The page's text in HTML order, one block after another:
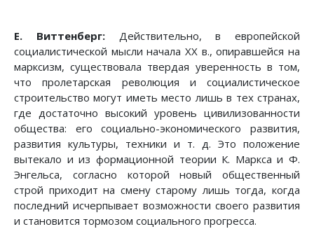
Е. Виттенберг:Действительно, в европейской
социалистической мысли начала XX в., опиравшейся на
марксизм, существовала твердая уверенность в том,
что пролетарская революция и социалистическое
строительство могут иметь место лишь в тех странах,
где достаточно высокий уровень цивилизованности
общества: его социально-экономического развития,
развития культуры, техники и т. д. Это положение
вытекало и из формационной теории К. Маркса и Ф.
Энгельса, согласно которой новый общественный
строй приходит на смену старому лишь тогда, когда
последний исчерпывает возможности своего развития
и становится тормозом социального прогресса.